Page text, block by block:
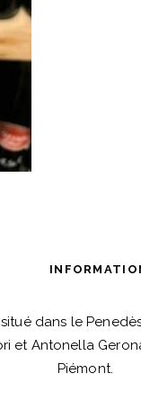
dans le
et Antonella
Piémont.